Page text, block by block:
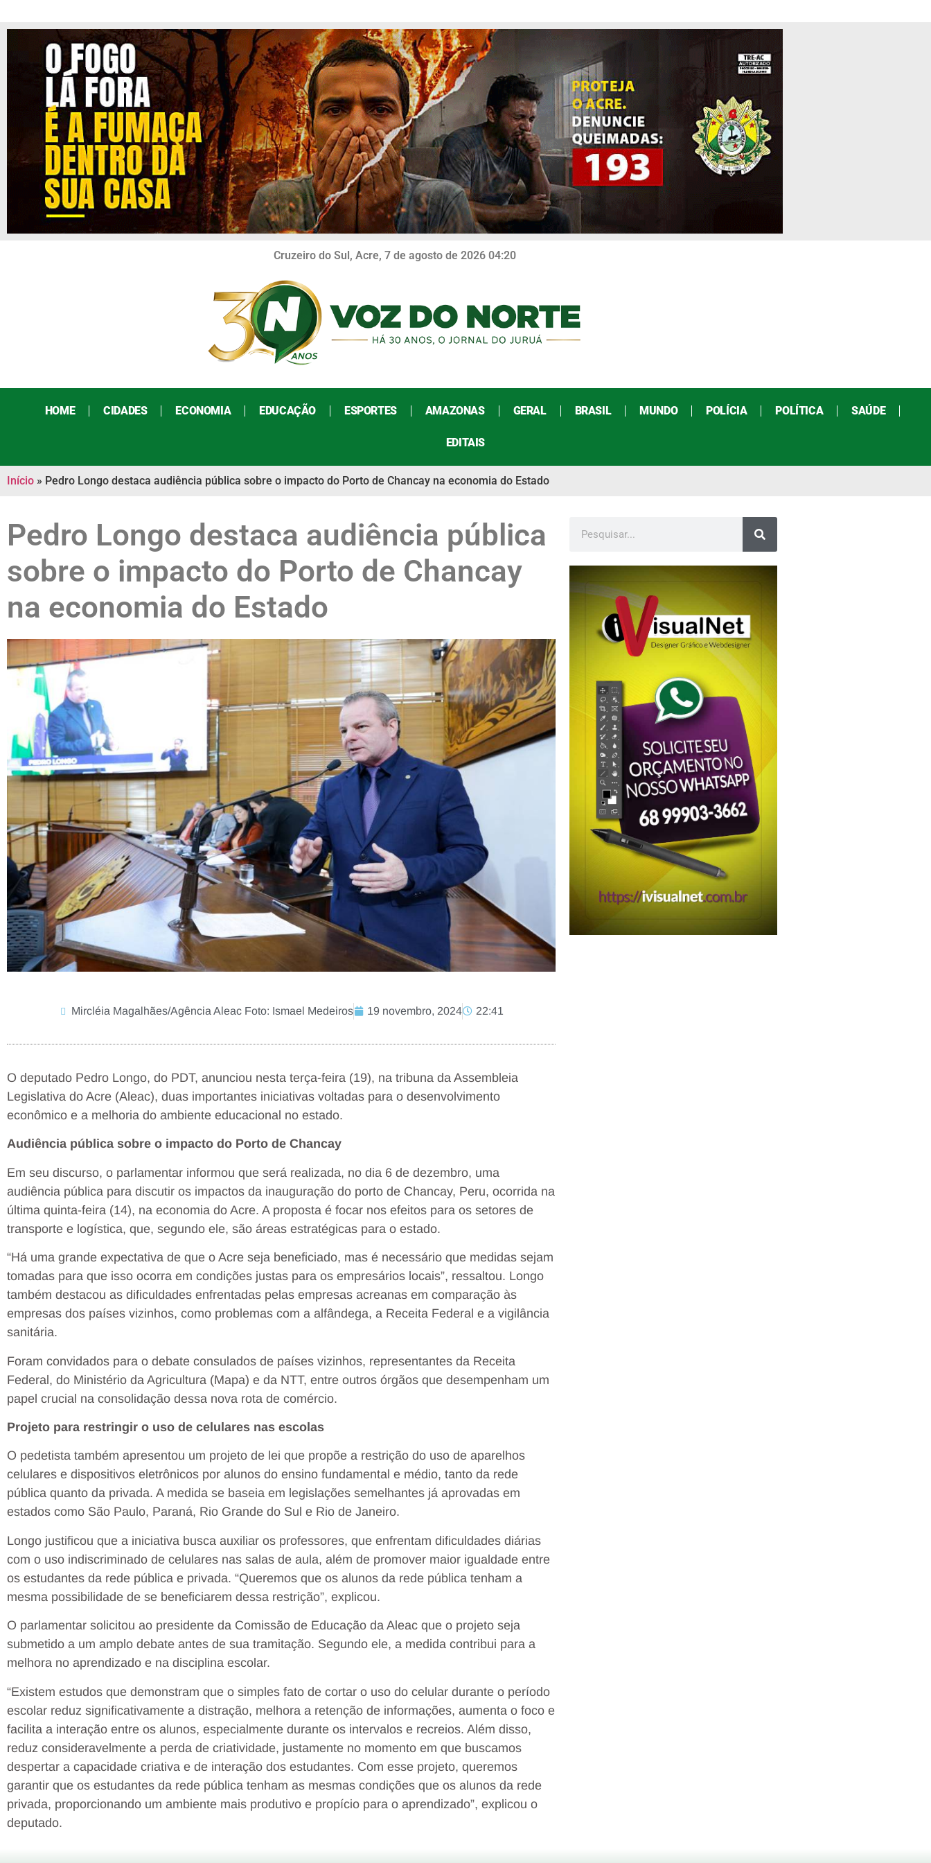
Cruzeiro do Sul, Acre, 7 de agosto de 2026 04:20
HOME CIDADES ECONOMIA EDUCAÇÃO ESPORTES AMAZONAS GERAL BRASIL MUNDO POLÍCIA POLÍTICA SAÚDE
EDITAIS
Início » Pedro Longo destaca audiência pública sobre o impacto do Porto de Chancay na economia do Estado
Pedro Longo destaca audiência pública
sobre o impacto do Porto de Chancay
na economia do Estado
Mircléia Magalhães/Agência Aleac Foto: Ismael Medeiros 19 novembro, 2024 22:41
O deputado Pedro Longo, do PDT, anunciou nesta terça-feira (19), na tribuna da Assembleia
Legislativa do Acre (Aleac), duas importantes iniciativas voltadas para o desenvolvimento
econômico e a melhoria do ambiente educacional no estado.
Audiência pública sobre o impacto do Porto de Chancay
Em seu discurso, o parlamentar informou que será realizada, no dia 6 de dezembro, uma
audiência pública para discutir os impactos da inauguração do porto de Chancay, Peru, ocorrida na
última quinta-feira (14), na economia do Acre. A proposta é focar nos efeitos para os setores de
transporte e logística, que, segundo ele, são áreas estratégicas para o estado.
“Há uma grande expectativa de que o Acre seja beneficiado, mas é necessário que medidas sejam
tomadas para que isso ocorra em condições justas para os empresários locais”, ressaltou. Longo
também destacou as dificuldades enfrentadas pelas empresas acreanas em comparação às
empresas dos países vizinhos, como problemas com a alfândega, a Receita Federal e a vigilância
sanitária.
Foram convidados para o debate consulados de países vizinhos, representantes da Receita
Federal, do Ministério da Agricultura (Mapa) e da NTT, entre outros órgãos que desempenham um
papel crucial na consolidação dessa nova rota de comércio.
Projeto para restringir o uso de celulares nas escolas
O pedetista também apresentou um projeto de lei que propõe a restrição do uso de aparelhos
celulares e dispositivos eletrônicos por alunos do ensino fundamental e médio, tanto da rede
pública quanto da privada. A medida se baseia em legislações semelhantes já aprovadas em
estados como São Paulo, Paraná, Rio Grande do Sul e Rio de Janeiro.
Longo justificou que a iniciativa busca auxiliar os professores, que enfrentam dificuldades diárias
com o uso indiscriminado de celulares nas salas de aula, além de promover maior igualdade entre
os estudantes da rede pública e privada. “Queremos que os alunos da rede pública tenham a
mesma possibilidade de se beneficiarem dessa restrição”, explicou.
O parlamentar solicitou ao presidente da Comissão de Educação da Aleac que o projeto seja
submetido a um amplo debate antes de sua tramitação. Segundo ele, a medida contribui para a
melhora no aprendizado e na disciplina escolar.
“Existem estudos que demonstram que o simples fato de cortar o uso do celular durante o período
escolar reduz significativamente a distração, melhora a retenção de informações, aumenta o foco e
facilita a interação entre os alunos, especialmente durante os intervalos e recreios. Além disso,
reduz consideravelmente a perda de criatividade, justamente no momento em que buscamos
despertar a capacidade criativa e de interação dos estudantes. Com esse projeto, queremos
garantir que os estudantes da rede pública tenham as mesmas condições que os alunos da rede
privada, proporcionando um ambiente mais produtivo e propício para o aprendizado”, explicou o
deputado.